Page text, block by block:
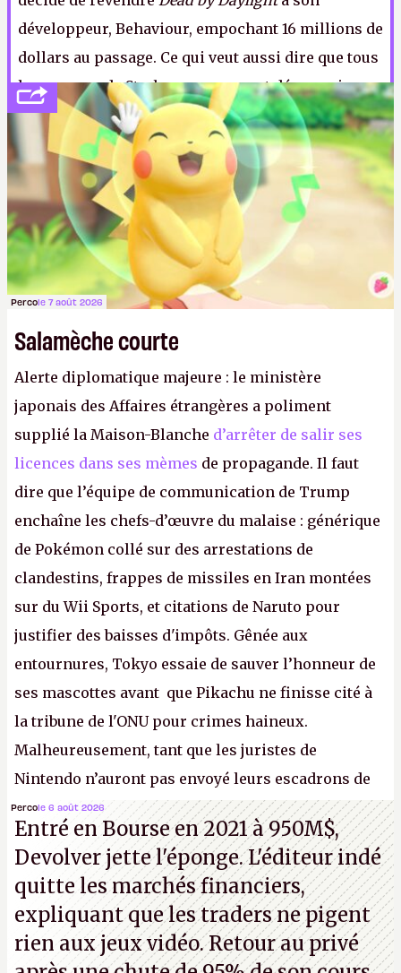
développeur, Behaviour, empochant 16 millions de
dollars au passage. Ce qui veut aussi dire que tous
les revenus de Starbreeze reposent désormais sur
le vieillissantPayday 2
. C'est mal engagé tout ça
(insérer ici un sensoji caca).N.
Percole 7 août 2026
Salamèche courte
Alerte diplomatique majeure : le ministère
japonais des Affaires étrangères a poliment
supplié la Maison-Blanche d’arrêter de salir ses
licences dans ses mèmes de propagande. Il faut
dire que l’équipe de communication de Trump
enchaîne les chefs-d’œuvre du malaise : générique
de Pokémon collé sur des arrestations de
clandestins, frappes de missiles en Iran montées
sur du Wii Sports, et citations de Naruto pour
justifier des baisses d'impôts. Gênée aux
entournures, Tokyo essaie de sauver l’honneur de
ses mascottes avant que Pikachu ne finisse cité à
la tribune de l'ONU pour crimes haineux.
Malheureusement, tant que les juristes de
Nintendo n’auront pas envoyé leurs escadrons de
la mort judiciaires pour distribuer du copyright
strike à tour de bras, l'Oncle Sam continuera
d'étaler sa confiture intellectuelle sur vos
souvenirs d'enfance.P.
Percole 6 août 2026
Entré en Bourse en 2021 à 950M$,
Devolver jette l'éponge. L'éditeur indé
quitte les marchés financiers,
expliquant que les traders ne pigent
rien aux jeux vidéo. Retour au privé